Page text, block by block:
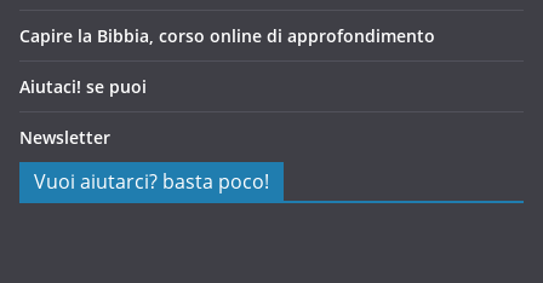
Capire la Bibbia, corso online di approfondimento
Aiutaci! se puoi
Newsletter
Vuoi aiutarci? basta poco!